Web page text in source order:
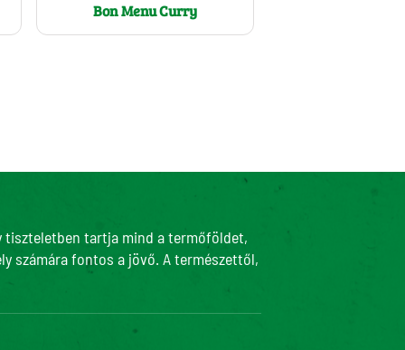
Bon Menu Curry
tiszteletben tartja mind a termőföldet,
számára fontos a jövő. A természettől,